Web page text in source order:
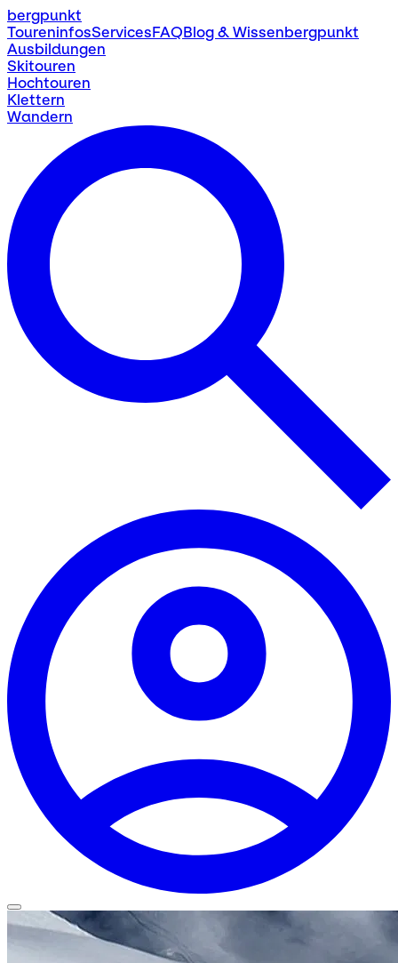
bergpunkt
ToureninfosServicesFAQBlog & Wissenbergpunkt
Ausbildungen
Skitouren
Hochtouren
Klettern
Wandern